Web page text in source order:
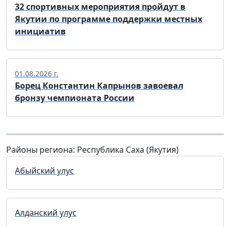
32 спортивных мероприятия пройдут в
Якутии по программе поддержки местных
инициатив
01.08.2026 г.
Борец Константин Капрынов завоевал
бронзу чемпионата России
Районы региона: Республика Саха (Якутия)
Абыйский улус
Алданский улус